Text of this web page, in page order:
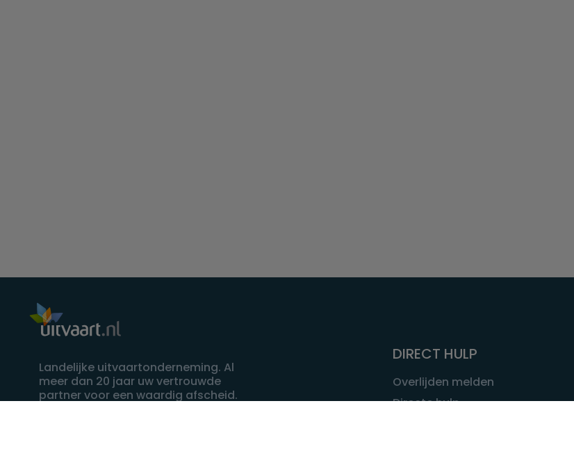
Landelijke uitvaartonderneming. Al
meer dan 20 jaar uw vertrouwde
partner voor een waardig afscheid.
DIRECT HULP
Overlijden melden
Directe hulp